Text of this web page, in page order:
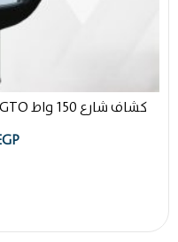
كشاف شارع 150 واط GTO ضمان 3 سنين سامسونج تيراست